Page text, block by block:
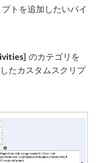
トを追加したいパイ
] のカテゴリを
たカスタムスクリプ